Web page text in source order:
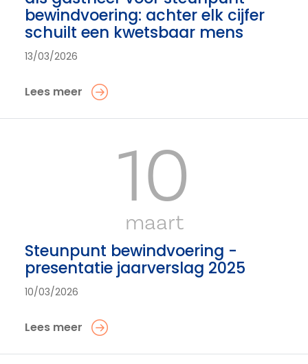
bewindvoering: achter elk cijfer
schuilt een kwetsbaar mens
13/03/2026
Lees meer
10
maart
Steunpunt bewindvoering -
presentatie jaarverslag 2025
10/03/2026
Lees meer